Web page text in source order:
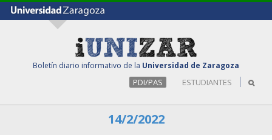
Boletín diario informativo de la Universidad de Zaragoza
PDI/PAS ESTUDIANTES
14/2/2022